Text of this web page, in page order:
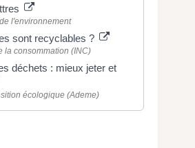
l'environnement
sont recyclables ?
la consommation (INC)
déchets : mieux jeter et
écologique (Ademe)